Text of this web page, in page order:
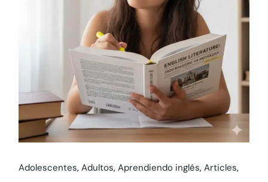
Adolescentes Adultos Aprendiendo inglés Articles